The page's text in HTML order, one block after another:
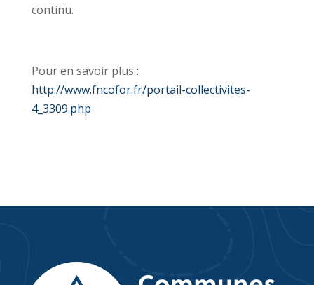
continu.
Pour en savoir plus :
http://www.fncofor.fr/portail-collectivites-
4_3309.php